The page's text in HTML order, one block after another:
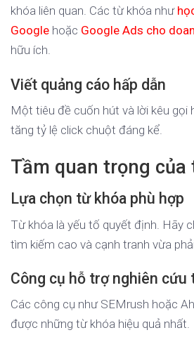
khóa liên quan. Các từ khóa như
Google hoặc Google Ads cho
hữu ích.
Viết quảng cáo hấp dẫn
Một tiêu đề cuốn hút và lời kêu gọi
tăng tỷ lệ click chuột đáng kể.
Tầm quan trọng
Lựa chọn từ khóa phù hợp
Từ khóa là yếu tố quyết định. Hãy
tìm kiếm cao và cạnh tranh vừa
Công cụ hỗ trợ nghiên cứu
Các công cụ như SEMrush hoặc
được những từ khóa hiệu quả nhất.